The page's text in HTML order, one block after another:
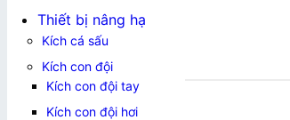
Thiết bị nâng hạ
Kích cá sấu
Kích con đội
Kích con đội tay
Kích con đội hơi